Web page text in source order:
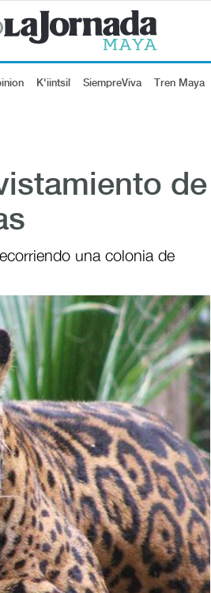
K'iintsil SiempreViva Tren Maya
de
una colonia de